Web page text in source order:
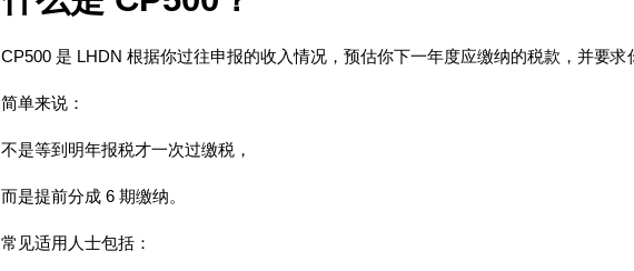
CP500 是 LHDN 根据你过往申报的收入情况，预估你下一年度应缴纳的税款，并要求
简单来说：
不是等到明年报税才一次过缴税，
而是提前分成 6 期缴纳。
常见适用人士包括：